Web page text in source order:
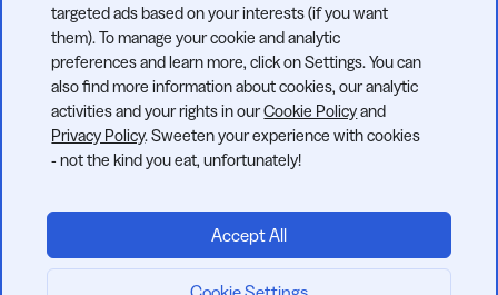
© 2026 Bitly | Hecho con cariño en Nueva York City, Berlín y en
RGPD
CUMPLIDO
CCPA
CUMPLIDA
SOC 2
TIPO 2
targeted ads based on your interests (if you want
them). To manage your cookie and analytic
preferences and learn more, click on Settings. You can
also find more information about cookies, our analytic
activities and your rights in ourCookie Policyand
Privacy Policy. Sweeten your experience with cookies
- not the kind you eat, unfortunately!
Accept All